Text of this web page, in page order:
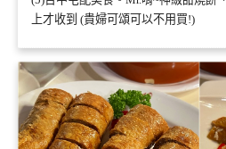
上才收到 (貴婦可頌可以不用買!)